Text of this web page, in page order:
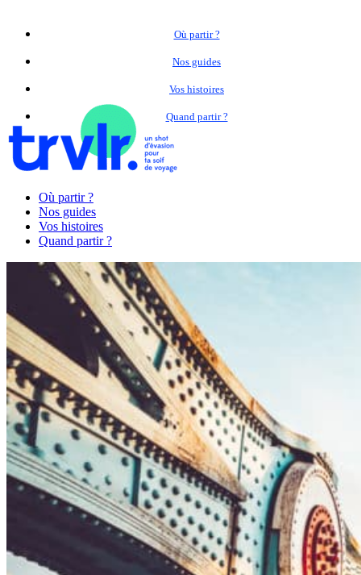
Où partir ?
Nos guides
Vos histoires
Quand partir ?
Où partir ?
Nos guides
Vos histoires
Quand partir ?